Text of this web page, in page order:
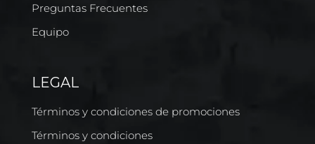
Preguntas Frecuentes
Equipo
LEGAL
Términos y condiciones de promociones
Términos y condiciones